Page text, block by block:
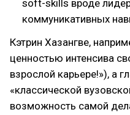
soft-skills вроде
коммуникативных
Кэтрин Хазангве,
ценностью интенсива
взрослой карьере!»), а
«классической
возможность самой